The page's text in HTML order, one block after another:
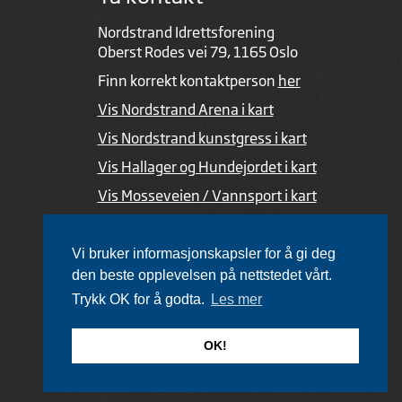
Vi bruker informasjonskapsler for å gi deg
den beste opplevelsen på nettstedet vårt.
Trykk OK for å godta.
Les mer
OK!
Nordstrand Idrettsforening
Oberst Rodes vei 79, 1165 Oslo
Finn korrekt kontaktperson her
Vis Nordstrand Arena i kart
Vis Nordstrand kunstgress i kart
Vis Hallager og Hundejordet i kart
Vis Mosseveien / Vannsport i kart
Utviklet av Netlab,publiseres med eRedaktør